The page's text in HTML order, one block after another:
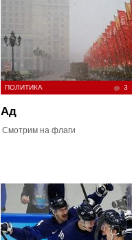
ПОЛИТИКА 3
Ад
Смотрим на флаги